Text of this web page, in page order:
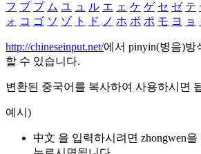
フ ブ プ ム ユ ュ ル エ ェ ケ ゲ セ ゼ テ
ォ コ ゴ ソ ゾ ト ド ノ ホ ボ ポ モ ヨ ョ
http://chineseinput.net/에서 pinyin(병음)방
할 수 있습니다.
변환된 중국어를 복사하여 사용하시면
예시)
中文 을 입력하시려면 zhongwen을